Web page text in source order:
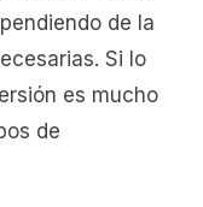
de la
Si lo
es mucho
de